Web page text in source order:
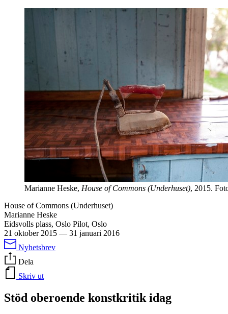
Marianne Heske, House of Commons (Underhuset), 2015.
House of Commons (Underhuset)
Marianne Heske
Eidsvolls plass, Oslo Pilot, Oslo
21 oktober 2015 — 31 januari 2016
Nyhetsbrev
Dela
Skriv ut
Stöd oberoende konstkritik idag